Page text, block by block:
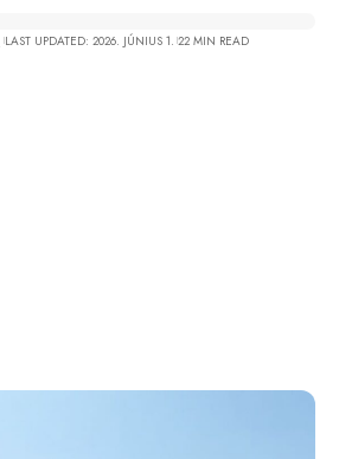
LAST UPDATED: 2026. JÚNIUS 1. 22 MIN READ